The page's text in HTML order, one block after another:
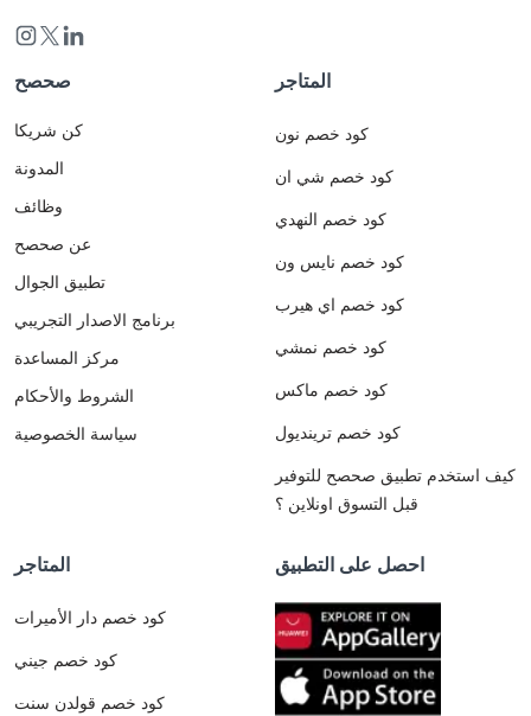
صحصح
كن شريكا
المدونة
وظائف
عن صحصح
تطبيق الجوال
برنامج الاصدار التجريبي
مركز المساعدة
الشروط والأحكام
سياسة الخصوصية
المتاجر
كود خصم نون
كود خصم شي ان
كود خصم النهدي
كود خصم نايس ون
كود خصم اي هيرب
كود خصم نمشي
كود خصم ماكس
كود خصم ترينديول
كيف استخدم تطبيق صحصح للتوفير
قبل التسوق اونلاين ؟
المتاجر
كود خصم دار الأميرات
كود خصم جيني
كود خصم قولدن سنت
احصل على التطبيق